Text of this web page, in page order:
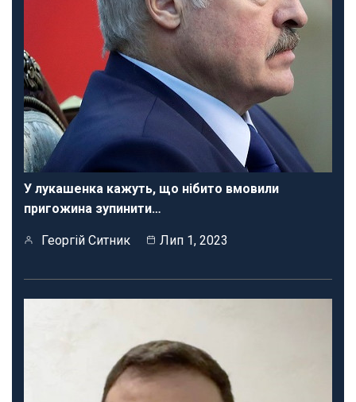
У лукашенка кажуть, що нібито вмовили
пригожина зупинити…
Георгій Ситник Лип 1, 2023